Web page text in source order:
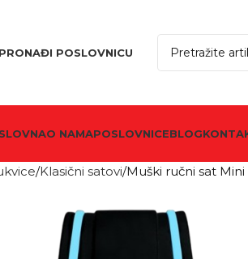
PRONAĐI POSLOVNICU
O NAMAPOSLOVNICEBLOG
Klasični satovi Muški ručni sat